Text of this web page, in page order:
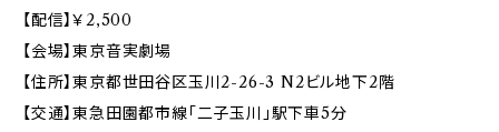
【配信】￥2,500
【会場】東京音実劇場
【住所】東京都世田谷区玉川2-26-3 N2ビル地下2階
【交通】東急田園都市線「二子玉川」駅下車5分